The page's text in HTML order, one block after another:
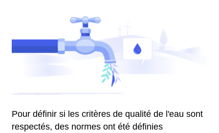
Pour définir si les critères de qualité de l'eau sont
respectés, des normes ont été définies